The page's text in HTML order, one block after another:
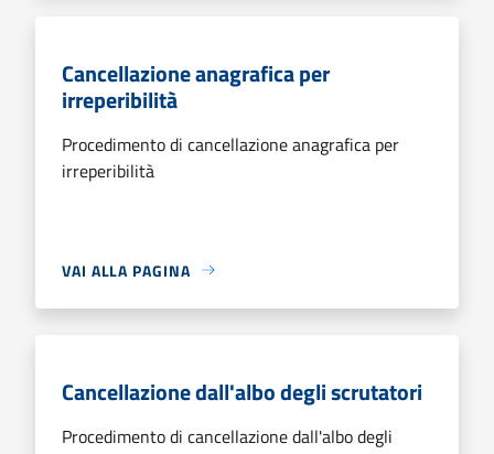
Cancellazione anagrafica per
irreperibilità
Procedimento di cancellazione anagrafica per
irreperibilità
VAI ALLA PAGINA
Cancellazione dall'albo degli scrutatori
Procedimento di cancellazione dall'albo degli